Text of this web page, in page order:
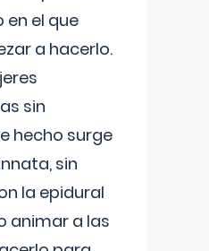
el que
a hacerlo.
sin
hecho surge
sin
la epidural
animar a las